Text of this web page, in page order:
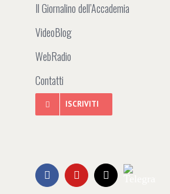
Il Giornalino dell’Accademia
VideoBlog
WebRadio
Contatti
ISCRIVITI
FacebookYouTubeEmailTelegram